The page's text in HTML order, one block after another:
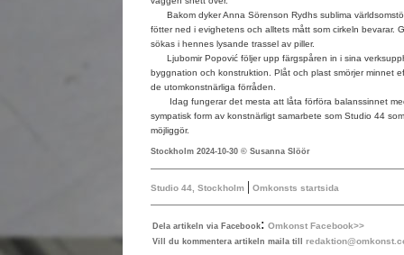
Bakom dyker Anna Sörenson Rydhs sublima
fötter ned i evighetens och alltets mått som cirkeln bevarar.
sökas i hennes lysande trassel av piller.
Ljubomir Popović följer upp färgspåren in i sina
byggnation och konstruktion. Plåt och plast smörjer minnet
de utomkonstnärliga förråden.
Idag fungerar det mesta att låta förföra balanssinnet
sympatisk form av konstnärligt samarbete som Studio 44
möjliggör.
Stockholm 2024-10-30 © Susanna Slöör
Studio 44, Stockholm | Omkonsts startsida
Dela artikeln via Facebook: Omkonst Facebook>>
Vill du kommentera artikeln maila till